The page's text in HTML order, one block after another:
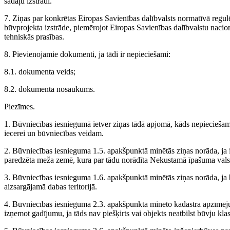
7. Ziņas par konkrētas Eiropas Savienības dalībvalsts normatīvā
būvprojekta izstrāde, piemērojot Eiropas Savienības dalībvalstu
tehniskās prasības.
8. Pievienojamie dokumenti, ja tādi ir nepieciešami:
8.1. dokumenta veids;
8.2. dokumenta nosaukums.
Piezīmes.
1. Būvniecības iesniegumā ietver ziņas tādā apjomā, kāds
iecerei un būvniecības veidam.
2. Būvniecības iesnieguma 1.5. apakšpunktā minētās ziņas norāda,
paredzēta meža zemē, kura par tādu norādīta Nekustamā īpašuma
3. Būvniecības iesnieguma 1.6. apakšpunktā minētās ziņas norāda,
aizsargājamā dabas teritorijā.
4. Būvniecības iesnieguma 2.3. apakšpunktā minēto kadastra
izņemot gadījumu, ja tāds nav piešķirts vai objekts neatbilst būvju